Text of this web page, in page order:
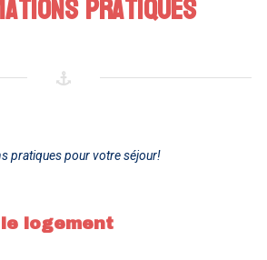
pratiques pour votre séjour!
logement